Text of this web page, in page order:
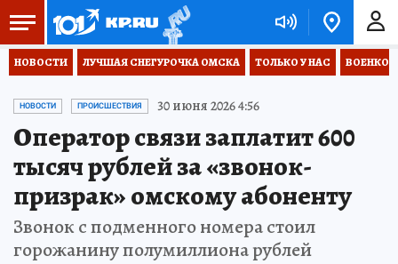
НОВОСТИ ЛУЧШАЯ СНЕГУРОЧКА ОМСКА ТОЛЬКО У НАС
НОВОСТИ ПРОИСШЕСТВИЯ 30 июня 2026 4:56
Оператор связи заплатит 600
тысяч рублей за «звонок-
призрак» омскому абоненту
Звонок с подменного номера стоил
горожанину полумиллиона рублей